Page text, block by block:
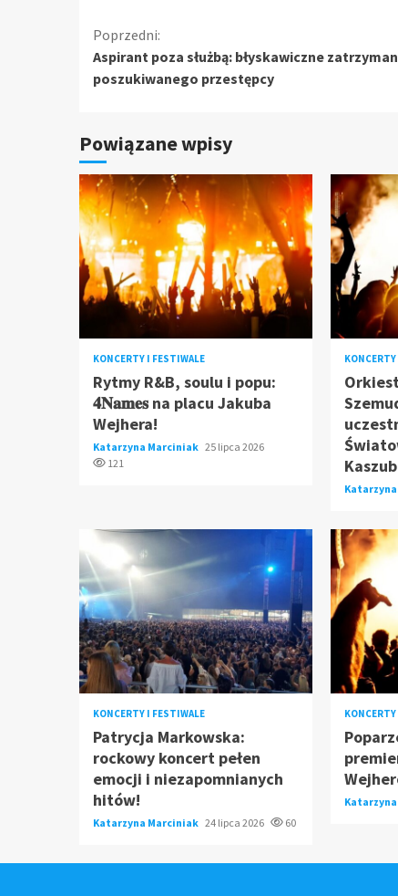
Kontynuuj
czytanie
Poprzedni:
Aspirant poza służbą: błyskawiczne
poszukiwanego przestępcy
Powiązane wpisy
KONCERTY I FESTIWALE
Rytmy R&B, soulu i popu:
𝟒𝐍𝐚𝐦𝐞𝐬 na placu Jakuba
Wejhera!
Katarzyna Marciniak 25 lipca 2026
121
KONCERTY I FESTIWALE
Patrycja Markowska:
rockowy koncert pełen
emocji i niezapomnianych
hitów!
Katarzyna Marciniak 24 lipca 2026 60